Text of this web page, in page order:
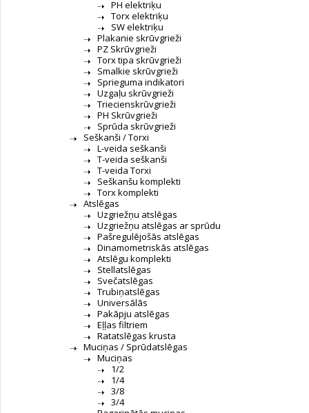
PH elektriķu
Torx elektriķu
SW elektriķu
Plakanie skrūvgrieži
PZ Skrūvgrieži
Torx tipa skrūvgrieži
Smalkie skrūvgrieži
Sprieguma indikatori
Uzgaļu skrūvgrieži
Triecienskrūvgrieži
PH Skrūvgrieži
Sprūda skrūvgrieži
Seškanši / Torxi
L-veida seškanši
T-veida seškanši
T-veida Torxi
Seškanšu komplekti
Torx komplekti
Atslēgas
Uzgriežņu atslēgas
Uzgriežņu atslēgas ar sprūdu
Pašregulējošās atslēgas
Dinamometriskās atslēgas
Atslēgu komplekti
Stellatslēgas
Svečatslēgas
Trubiņatslēgas
Universālās
Pakāpju atslēgas
Eļļas filtriem
Ratatslēgas krusta
Muciņas / Sprūdatslēgas
Muciņas
1/2
1/4
3/8
3/4